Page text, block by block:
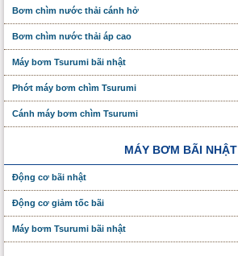
Bơm chìm nước thải cánh hở
Bơm chìm nước thải áp cao
Máy bơm Tsurumi bãi nhật
Phớt máy bơm chìm Tsurumi
Cánh máy bơm chìm Tsurumi
MÁY BƠM BÃI NHẬT
Động cơ bãi nhật
Động cơ giảm tốc bãi
Máy bơm Tsurumi bãi nhật